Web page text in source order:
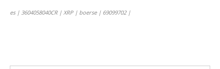
es | 3604058040CR | XRP | boerse | 69099702 |